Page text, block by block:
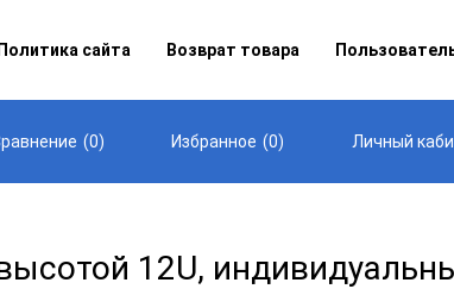
Политика сайта Возврат товара
(0) Избранное (0) Личный
12U,